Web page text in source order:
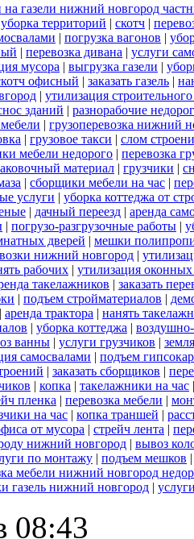
на газели нижний новгород
уборка территорий | скотч |
| погрузка вагонов |
| перевозка дивана | услуги
мусора | выгрузка газели |
офисный | заказать газель |
| утилизация
зданий | разнорабочие
| грузоперевозка нижний
| грузовое такси | слом
мебели недорого | перевозка
материал | грузчики |
| сборщики мебели на час |
услуги | уборка коттеджа от
| дачный переезд | аренда
| погрузо-разгрузочные работы |
дверей | мешки
нижний новгород |
рабочих | утилизация
такелажников | заказать
| подъем стройматериалов |
| аренда трактора | нанять
| уборка коттеджа |
ванны | услуги грузчиков |
самосвалами | подъем
| заказать сборщиков |
| копка | такелажники на час
пленка | перевозка мебели |
на час | копка траншей |
от мусора | стрейч лента |
нижний новгород | вывоз
по монтажу | подъем мешков
мебели нижний новгород
газель нижний новгород |
08:43